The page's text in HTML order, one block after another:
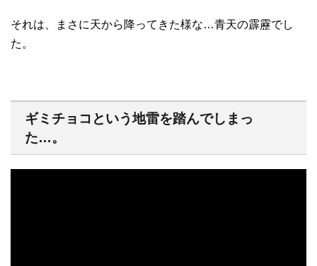
それは、まさに天から降ってきた様な…青天の霹靂でし
た。
ギミチョコという地雷を踏んでしまっ
た…。